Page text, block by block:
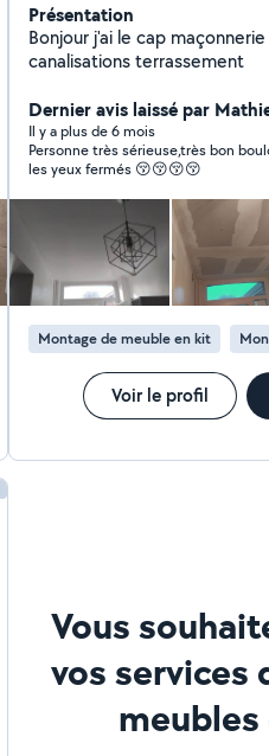
Présentation
Bonjour j'ai le cap maçonnerie plâtrerie plaquiste et de
canalisations terrassement
Dernier avis laissé par
Il y a plus de 6 mois
Personne très sérieuse,très bon
les yeux fermés 😚😚😚😚
Montage de meuble en kit
Voir le profil
Vous
vos services